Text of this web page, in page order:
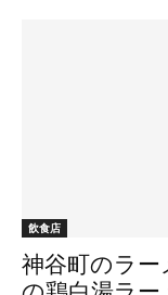
飲食店
神谷町のラー